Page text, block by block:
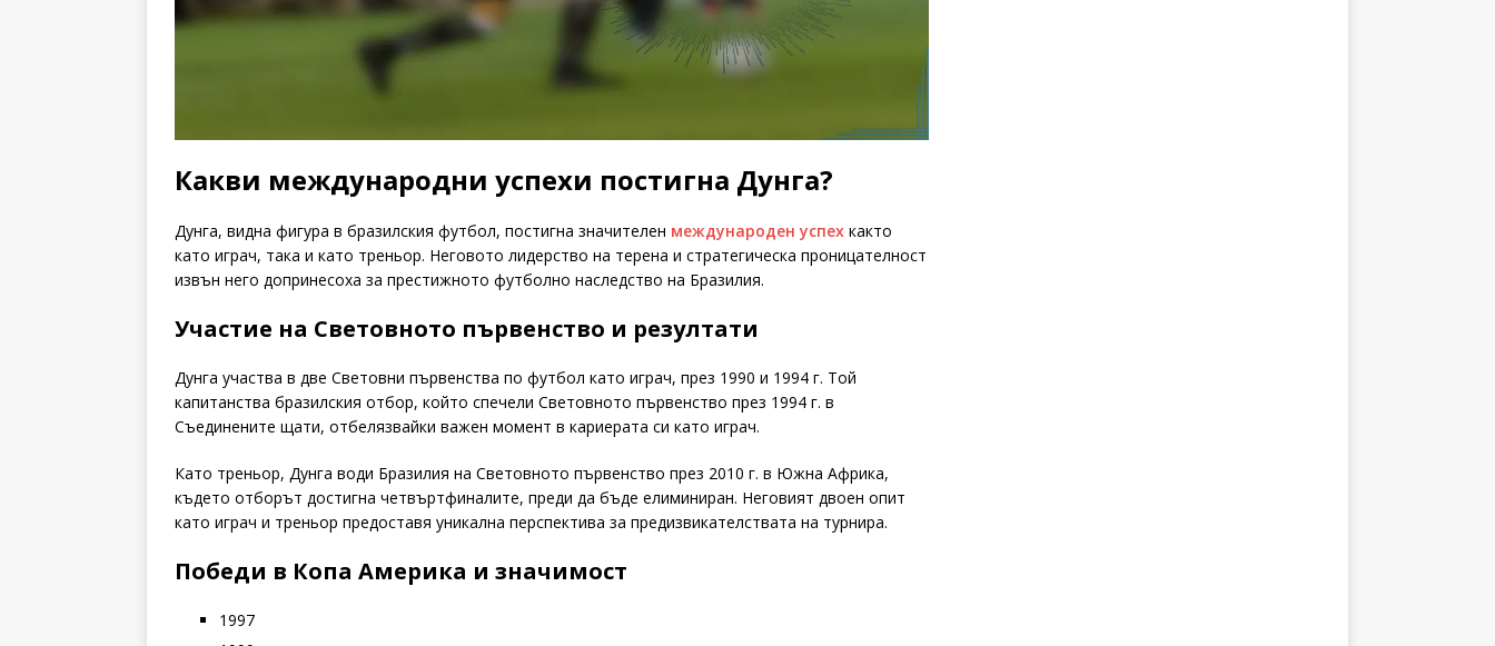
Какви международни успехи постигна Дунга?
Дунга, видна фигура в бразилския футбол, постигна значителен международен успех както
като играч, така и като треньор. Неговото лидерство на терена и стратегическа проницателност
извън него допринесоха за престижното футболно наследство на Бразилия.
Участие на Световното първенство и резултати
Дунга участва в две Световни първенства по футбол като играч, през 1990 и 1994 г. Той
капитанства бразилския отбор, който спечели Световното първенство през 1994 г. в
Съединените щати, отбелязвайки важен момент в кариерата си като играч.
Като треньор, Дунга води Бразилия на Световното първенство през 2010 г. в Южна Африка,
където отборът достигна четвъртфиналите, преди да бъде елиминиран. Неговият двоен опит
като играч и треньор предоставя уникална перспектива за предизвикателствата на турнира.
Победи в Копа Америка и значимост
1997